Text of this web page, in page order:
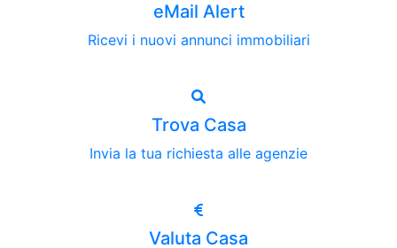
eMail Alert
Ricevi i nuovi annunci immobiliari
Trova Casa
Invia la tua richiesta alle agenzie
Valuta Casa